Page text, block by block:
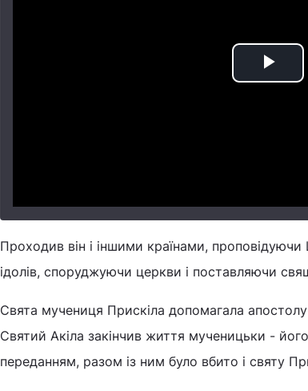
Play
Проходив він і іншими країнами,
ідолів, споруджуючи церкви і поставляючи
Свята мучениця Прискіла допомагала апостолу
Святий Акіла закінчив життя мученицьки -
переданням, разом із ним було вбито і святу